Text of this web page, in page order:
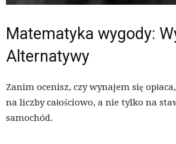
Matematyka wygody:
Alternatywy
Zanim ocenisz, czy wynajem się
na liczby całościowo, a nie tylko na
samochód.